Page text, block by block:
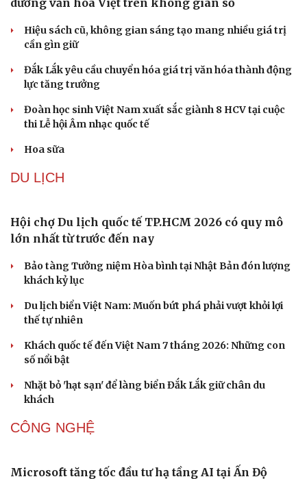
Phòng mạch online
Ăn sạch sống khỏe
“Chạm Việt Nam 2026”: Cùng thế hệ trẻ nuôi
dưỡng văn hóa Việt trên không gian số
Hiệu sách cũ, không gian sáng tạo mang nhiều giá trị
Đắk Lắk yêu cầu chuyển hóa giá trị văn hóa thành động
lực tăng trưởng
thi Lễ hội Âm nhạc quốc tế
DU LỊCH